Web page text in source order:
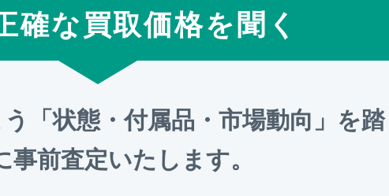
確な買取価格を聞く
「状態・付属品・市場動向」を
事前査定いたします。